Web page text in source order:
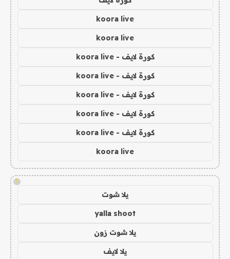
koora live
koora live
كورة لايف - koora live
كورة لايف - koora live
كورة لايف - koora live
كورة لايف - koora live
كورة لايف - koora live
koora live
!
يلا شوت
yalla shoot
يلا شوت زون
يلا لايف